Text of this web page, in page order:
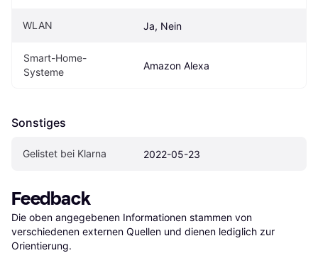
WLAN Ja, Nein
Smart-Home-
Systeme
Amazon Alexa
Sonstiges
Gelistet bei Klarna 2022-05-23
Feedback
Die oben angegebenen Informationen stammen von
verschiedenen externen Quellen und dienen lediglich zur
Orientierung.